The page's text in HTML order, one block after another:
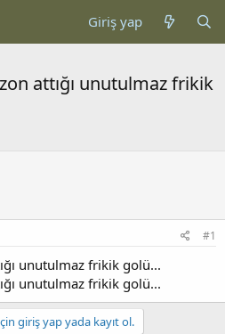
Giriş yap
attığı unutulmaz frikik
#1
unutulmaz frikik golü...
unutulmaz frikik golü...
giriş yap yada kayıt ol.